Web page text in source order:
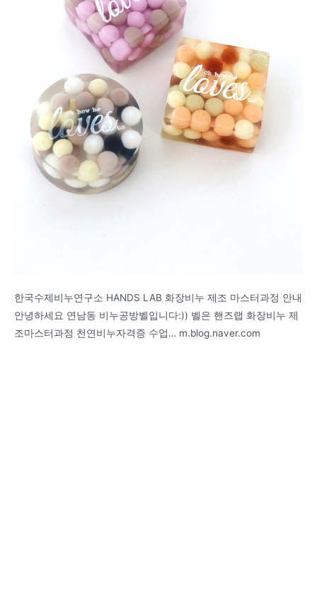
한국수제비누연구소 HANDS LAB 화장비누 제조 마스터과정 안내
안녕하세요 연남동 비누공방벨입니다:)) 벨은 핸즈랩 화장비누 제
조마스터과정 천연비누자격증 수업… m.blog.naver.com